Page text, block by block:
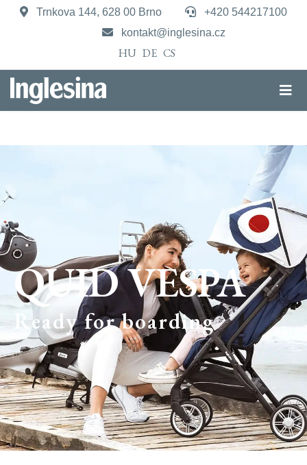
Trnkova 144, 628 00 Brno
+420 544217100
kontakt@inglesina.cz
HU DE CS
QUID VESPA
Ready for boarding